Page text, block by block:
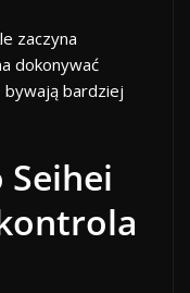
zaczyna
dokonywać
bardziej